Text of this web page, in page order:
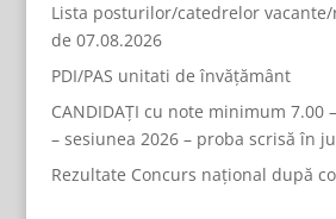
Lista posturilor/catedrelor
de 07.08.2026
PDI/PAS unitati de învățământ
CANDIDAȚI cu note minimum 7.00
– sesiunea 2026 – proba scrisă în
Rezultate Concurs național după